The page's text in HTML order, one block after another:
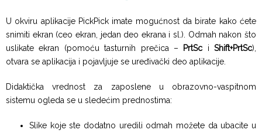
U okviru aplikacije PickPick imate mogućnost da birate kako ćete
snimiti ekran (ceo ekran, jedan deo ekrana i sl.). Odmah nakon što
uslikate ekran (pomoću tasturnih prečica –
PrtSci Shift+PrtSc),
otvara se aplikacija i pojavljuje se uređivački deo aplikacije.
Didaktička vrednost za zaposlene u obrazovno-vaspitnom
sistemu ogleda se u sledećim prednostima:
Slike koje ste dodatno uredili odmah možete da ubacite u